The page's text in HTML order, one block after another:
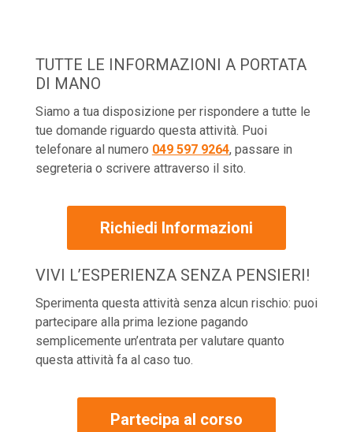
TUTTE LE INFORMAZIONI A PORTATA
DI MANO
Siamo a tua disposizione per rispondere a tutte le
tue domande riguardo questa attività. Puoi
telefonare al numero 049 597 9264, passare in
segreteria o scrivere attraverso il sito.
Richiedi Informazioni
VIVI L’ESPERIENZA SENZA PENSIERI!
Sperimenta questa attività senza alcun rischio: puoi
partecipare alla prima lezione pagando
semplicemente un’entrata per valutare quanto
questa attività fa al caso tuo.
Partecipa al corso